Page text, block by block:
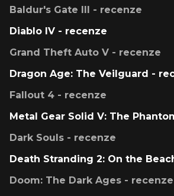
Baldur's Gate III - recenze
Diablo IV - recenze
Grand Theft Auto V - recenze
Dragon Age: The Veilguard -
Fallout 4 - recenze
Metal Gear Solid V: The
Dark Souls - recenze
Death Stranding 2: On the
Doom: The Dark Ages - recenze